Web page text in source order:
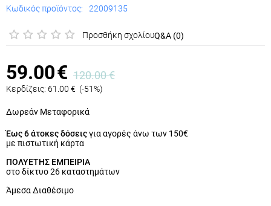
Κωδικός προϊόντος: 22009135
Προσθήκη σχολίουQ&A (0)
59.00€ 120.00€
Κερδίζεις: 61.00 € (-51%)
Δωρεάν Μεταφορικά
Έως 6 άτοκες δόσειςγια αγορές άνω των 150€
με πιστωτική κάρτα
ΠΟΛΥΕΤΗΣ ΕΜΠΕΙΡΙΑ
στο δίκτυο 26 καταστημάτων
Άμεσα Διαθέσιμο